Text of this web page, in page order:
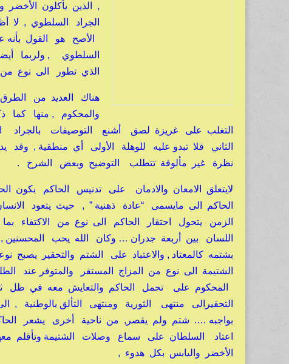
, الذين يأكلون
الجراد السلطوي , لا
الأصح هو القول بأنه
السلطوي , ولربما
الذي تطور الى نوع من
هناك العديد من
والمحكوم , منها كما
التغلب على غريزة لصق أشنع التوصيفات بالجراد
الثاني فلا تبدو عليه للوهلة الأولى أي منطقية ,
نظرة غير مألوفة تتطلب التوضيح وبعض الشرح .
لايتعلق الامعان والادمان على تدنيس الحاكم
الحاكم الى مايسمى “عادة ذهنية ” , حيث يتعود
الزمن يتحول احتقار الحاكم الى نوع من الاكتفاء
اللسان بين أربعة جدران … وكان الله يحب
بشتمه كالمعتاد , والاعتباد على الشتم والتحقير
الشتيمة الى نوع من المزاج المستقر والمتوفر عند
المحكوم على تحمل الحاكم والتعايش معه في ظل
التحقيرالى منتهى الثورية ومنتهى التألق
بواجبه …. شتم ولم يقصر, من ناحية أخرى يشعر
اعتاد السلطان على سماع وصلات الشتيمة وتأقلم
الأخضر واليابس بكل هدوء ,